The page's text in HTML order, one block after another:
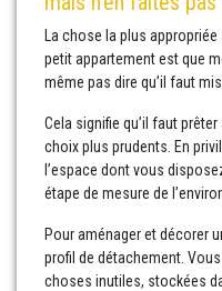
La chose la plus
petit appartement est que
même pas dire qu’il faut
Cela signifie qu’il faut
choix plus prudents. En
l’espace dont vous
étape de mesure de
Pour aménager et décorer
profil de détachement.
choses inutiles, stockées